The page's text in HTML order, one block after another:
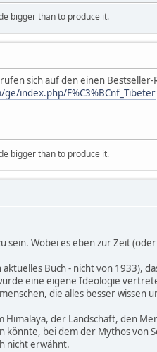
bigger than to produce it.
sich auf den einen
index.php/F%C3%BCnf_Tibeter
bigger than to produce it.
sein. Wobei es eben zur Zeit
Buch - nicht von 1933),
eine eigene Ideologie
die alles besser wissen
der Landschaft, den
könnte, bei dem der Mythos
nicht erwähnt.